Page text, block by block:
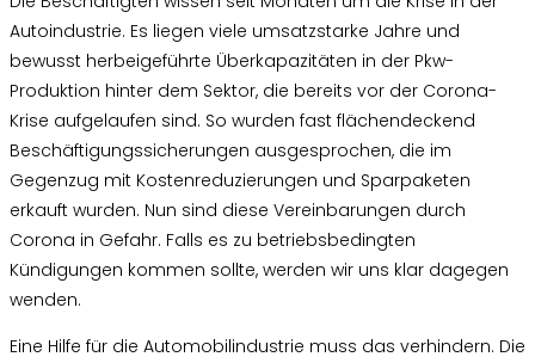
Autoindustrie. Es liegen viele umsatzstarke Jahre und
bewusst herbeigeführte Überkapazitäten in der Pkw-
Produktion hinter dem Sektor, die bereits vor der Corona-
Krise aufgelaufen sind. So wurden fast flächendeckend
Beschäftigungssicherungen ausgesprochen, die im
Gegenzug mit Kostenreduzierungen und Sparpaketen
erkauft wurden. Nun sind diese Vereinbarungen durch
Corona in Gefahr. Falls es zu betriebsbedingten
Kündigungen kommen sollte, werden wir uns klar dagegen
wenden.
Eine Hilfe für die Automobilindustrie muss das verhindern. Die